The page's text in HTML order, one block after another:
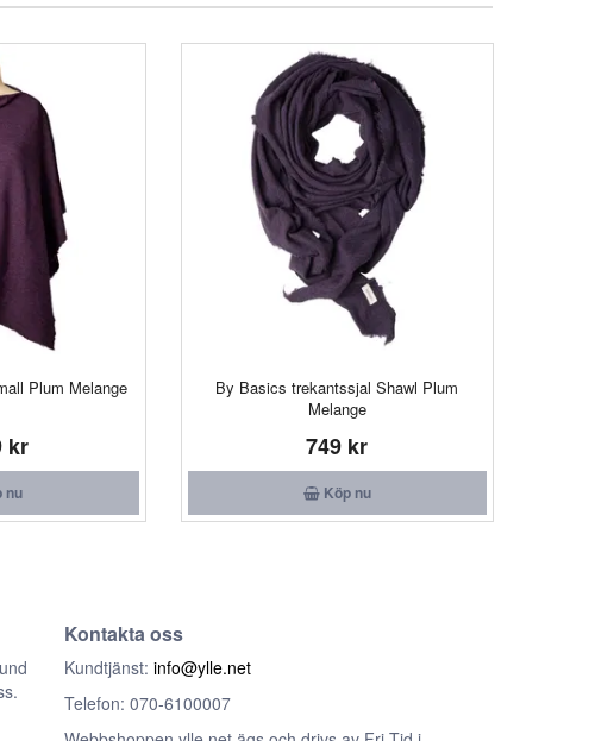
Plum Melange
kr
nu
By Basics trekantssjal Shawl Plum
Melange
749 kr
Köp nu
Kontakta oss
Kundtjänst: info@ylle.net
Telefon: 070-6100007